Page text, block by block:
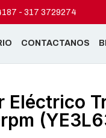
- 317 3729274
CONTACTANOS
Eléctrico